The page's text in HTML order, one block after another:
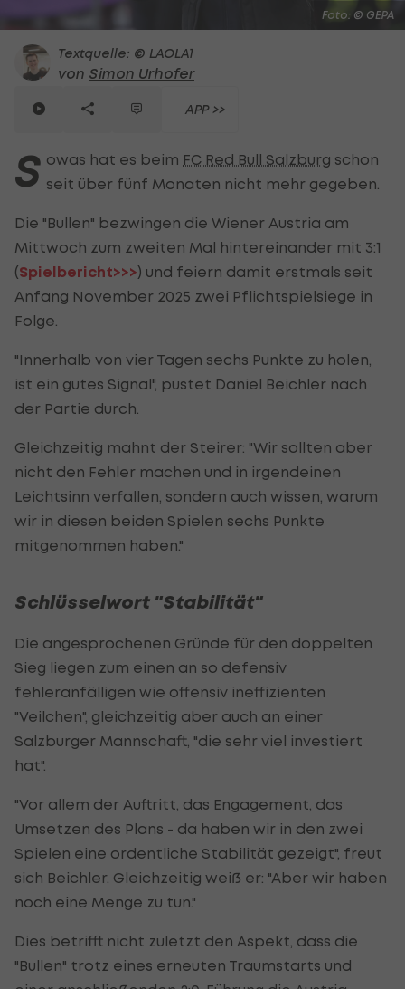
Foto: © GEPA
Textquelle: © LAOLA1
von Simon Urhofer
APP >>
S owas hat es beim FC Red Bull Salzburg schon
seit über fünf Monaten nicht mehr gegeben.
Die "Bullen" bezwingen die Wiener Austria am
Mittwoch zum zweiten Mal hintereinander mit 3:1
(Spielbericht>>>) und feiern damit erstmals seit
Anfang November 2025 zwei Pflichtspielsiege in
Folge.
"Innerhalb von vier Tagen sechs Punkte zu holen,
ist ein gutes Signal", pustet Daniel Beichler nach
der Partie durch.
Gleichzeitig mahnt der Steirer: "Wir sollten aber
nicht den Fehler machen und in irgendeinen
Leichtsinn verfallen, sondern auch wissen, warum
wir in diesen beiden Spielen sechs Punkte
mitgenommen haben."
Schlüsselwort "Stabilität"
Die angesprochenen Gründe für den doppelten
Sieg liegen zum einen an so defensiv
fehleranfälligen wie offensiv ineffizienten
"Veilchen", gleichzeitig aber auch an einer
Salzburger Mannschaft, "die sehr viel investiert
hat".
"Vor allem der Auftritt, das Engagement, das
Umsetzen des Plans - da haben wir in den zwei
Spielen eine ordentliche Stabilität gezeigt", freut
sich Beichler. Gleichzeitig weiß er: "Aber wir haben
noch eine Menge zu tun."
Dies betrifft nicht zuletzt den Aspekt, dass die
"Bullen" trotz eines erneuten Traumstarts und